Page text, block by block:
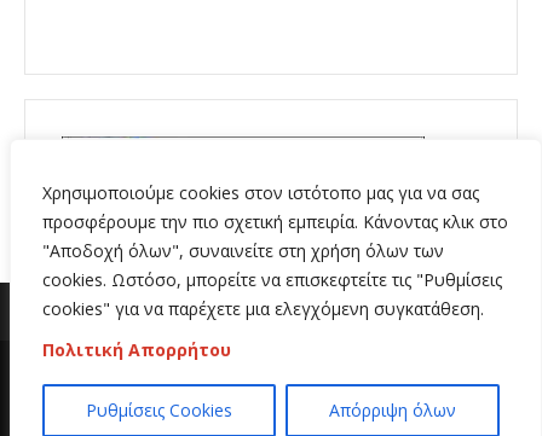
Χρησιμοποιούμε cookies στον ιστότοπο μας για να σας
προσφέρουμε την πιο σχετική εμπειρία. Κάνοντας κλικ στο
"Αποδοχή όλων", συναινείτε στη χρήση όλων των
cookies. Ωστόσο, μπορείτε να επισκεφτείτε τις "Ρυθμίσεις
cookies" για να παρέχετε μια ελεγχόμενη συγκατάθεση.
Πολιτική Απορρήτου
Ρυθμίσεις Cookies Απόρριψη όλων
Copyright 2020 | All Rights Reserved | Κατασκευή
ιστοσελίδων
Hi Web